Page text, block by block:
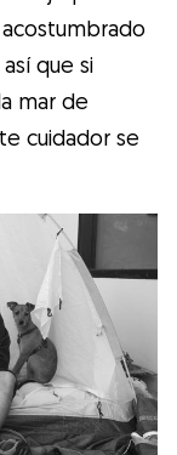
que si
mar de
cuidador se